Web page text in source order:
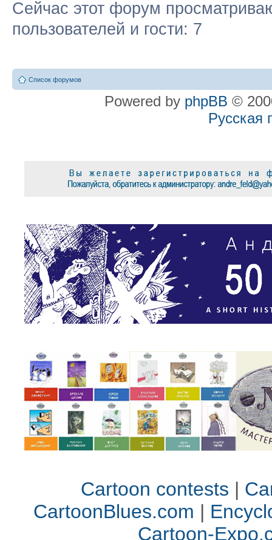
Сейчас этот форум
пользователей и гости: 7
Список форумов
Powered by phpBB ©
Русская
Cartoon contests |
CartoonBlues.com |
Cartoon-